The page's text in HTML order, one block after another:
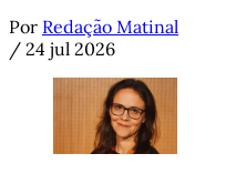
Por Redação Matinal
/ 24 jul 2026